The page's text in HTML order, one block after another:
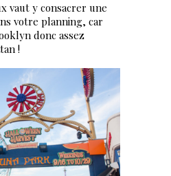
vaut y consacrer une
votre planning, car
donc assez
!